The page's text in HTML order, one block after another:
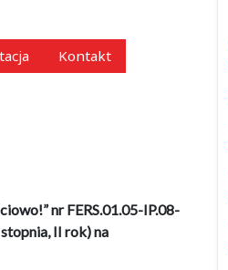
Kontakt
nr FERS.01.05-IP.08-
II rok) na